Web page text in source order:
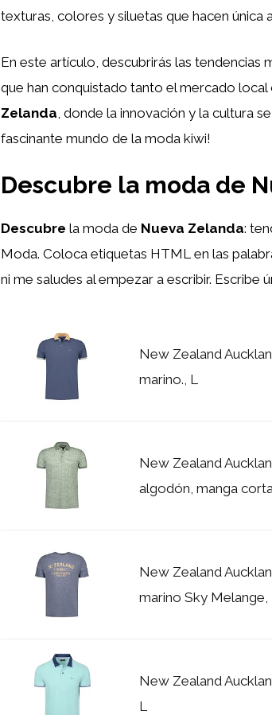
texturas, colores y siluetas que hacen única
En este artículo, descubrirás las tendencias
que han conquistado tanto el mercado local
Zelanda , donde la innovación y la cultura
fascinante mundo de la moda kiwi!
Descubre la moda de
Descubre la moda de Nueva Zelanda:
Moda. Coloca etiquetas HTML en las
ni me saludes al empezar a escribir. Escribe
New Zealand
marino., L
New Zealand
algodón, manga
New Zealand
marino Sky Melange,
New Zealand
L